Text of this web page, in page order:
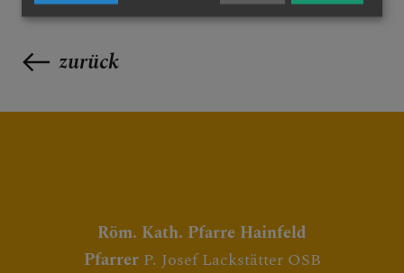
zurück
Röm. Kath. Pfarre Hainfeld
Pfarrer P. Josef Lackstätter OSB